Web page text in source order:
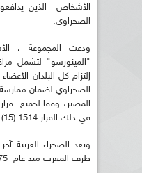
الأشخاص الذين
الصحراوي.
ودعت المجموعة ،
"المينورسو" لتشمل
إلتزام كل البلدان
الصحراوي لضمان
المصير، وفقا لجميع
في ذلك القرار 1514 (15).
وتعد الصحراء الغربية
طرف المغرب منذ عام 1975.